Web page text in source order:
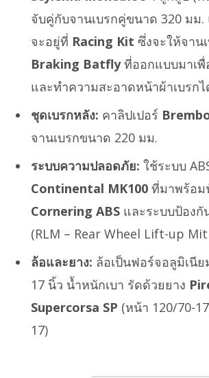
จับคู่กับจานเบรกคู่ขนาด 320 มม.
จะอยู่ที่ Racing Kit ซึ่งจะให้จาน
Braking Batflyที่ออกแบบมาเ
และทำความสะอาดหน้าผ้าเบรกไ
ชุดเบรกหลัง: คาลิปเปอร์
จานเบรกขนาด 220 มม.
ระบบความปลอดภัย: ใช้ระบบ
Continental MK100 ที่มาพร้อ
Cornering ABS และระบบป้อง
(RLM – Rear Wheel Lift-up
ล้อและยาง: ล้อเป็นฟอร์จอลูมิเนี
17 นิ้ว น้ำหนักเบา รัดด้วยยาง
Supercorsa SP (หน้า 120/70-
17)